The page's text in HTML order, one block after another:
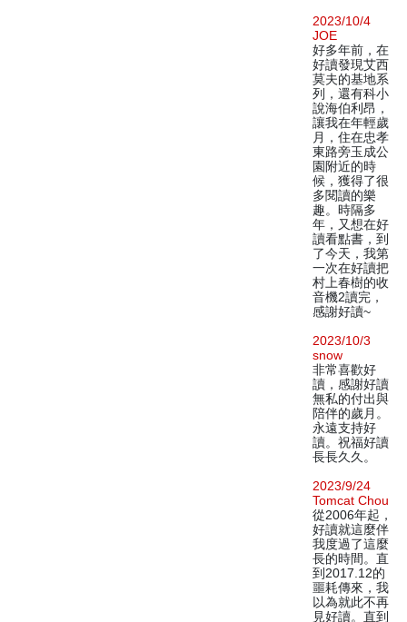
2023/10/4
JOE
好多年前，在
好讀發現艾西
莫夫的基地系
列，還有科小
說海伯利昂，
讓我在年輕歲
月，住在忠孝
東路旁玉成公
園附近的時
候，獲得了很
多閱讀的樂
趣。時隔多
年，又想在好
讀看點書，到
了今天，我第
一次在好讀把
村上春樹的收
音機2讀完，
感謝好讀~
2023/10/3
snow
非常喜歡好
讀，感謝好讀
無私的付出與
陪伴的歲月。
永遠支持好
讀。祝福好讀
長長久久。
2023/9/24
Tomcat Chou
從2006年起，
好讀就這麼伴
我度過了這麼
長的時間。直
到2017.12的
噩耗傳來，我
以為就此不再
見好讀。直到